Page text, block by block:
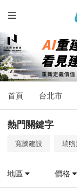
物
－
預
售
屋、
新
成
屋、
物
件
首頁 台北市
熱門關鍵字
寬騰建設 瑞
地區 價格